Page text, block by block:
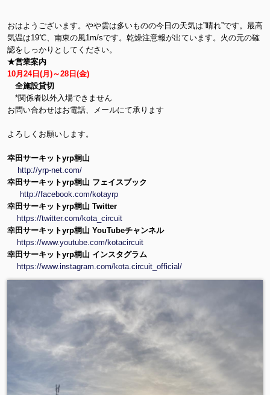
おはようございます。やや雲は多いものの今日の天気は”晴れ”です。最高
気温は19℃、南東の風1m/sです。乾燥注意報が出ています。火の元の確
認をしっかりとしてください。
★営業案内
10月24日(月)～28日(金)
全施設貸切
*関係者以外入場できません
お問い合わせはお電話、メールにて承ります
よろしくお願いします。
幸田サーキットyrp桐山
http://yrp-net.com/
幸田サーキットyrp桐山 フェイスブック
http://facebook.com/kotayrp
幸田サーキットyrp桐山 Twitter
https://twitter.com/kota_circuit
幸田サーキットyrp桐山 YouTubeチャンネル
https://www.youtube.com/kotacircuit
幸田サーキットyrp桐山 インスタグラム
https://www.instagram.com/kota.circuit_official/